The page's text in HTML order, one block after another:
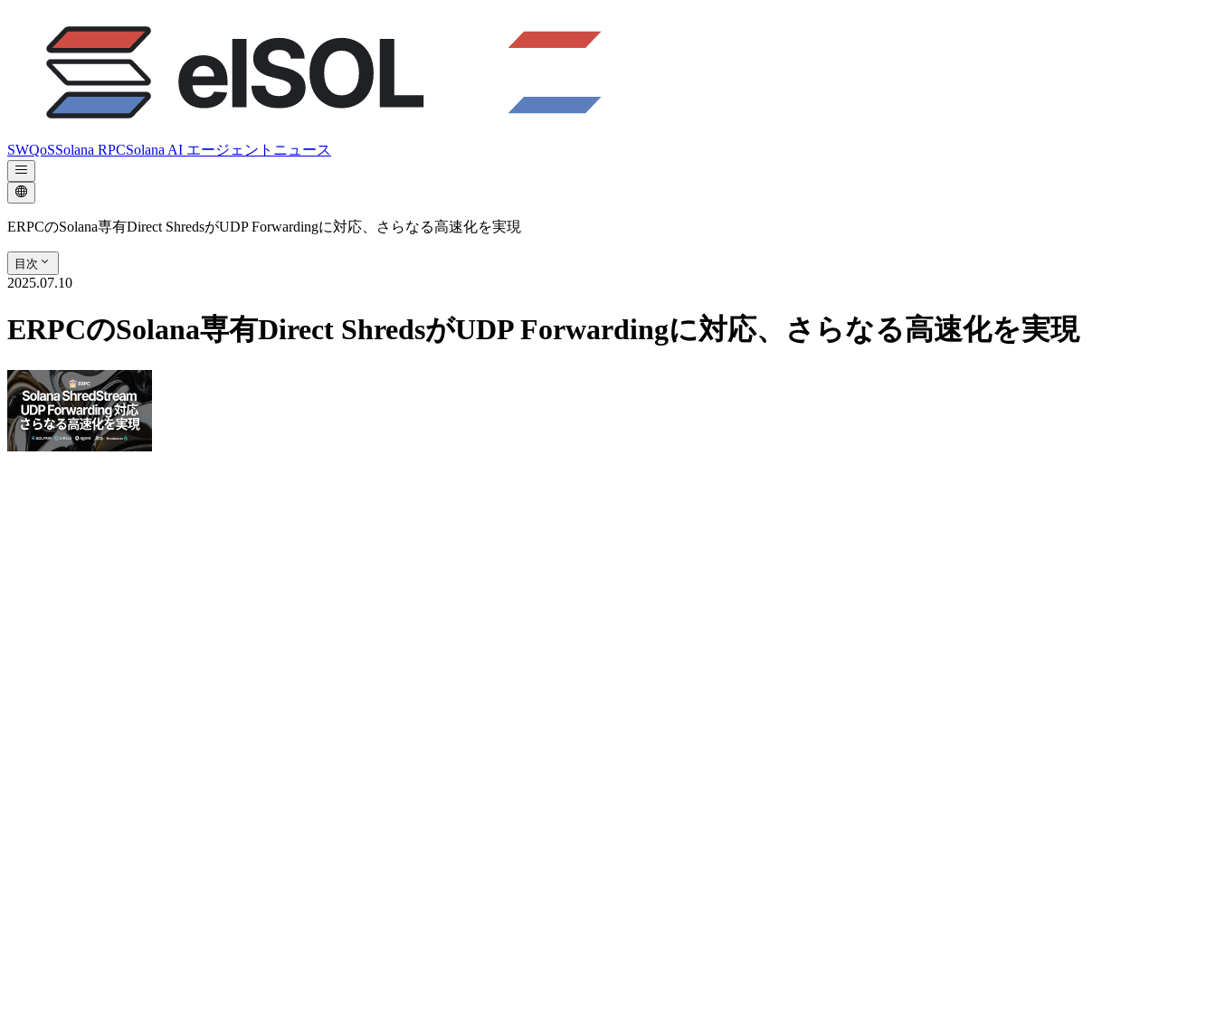
SWQoSSolana RPCSolana AI エージェント ニュース
ERPCのSolana専有Direct ShredsがUDP Forwardingに対応、さらなる高速化を実現
目次
2025.07.10
ERPCのSolana専有Direct ShredsがUDP Forwardingに対応、さらなる高速化を実現